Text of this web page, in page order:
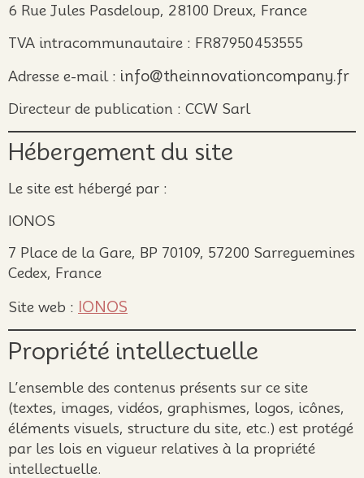
6 Rue Jules Pasdeloup, 28100 Dreux, France
TVA intracommunautaire : FR87950453555
Adresse e-mail : info@theinnovationcompany.fr
Directeur de publication : CCW Sarl
Hébergement du site
Le site est hébergé par :
IONOS
7 Place de la Gare, BP 70109, 57200 Sarreguemines
Cedex, France
Site web : IONOS
Propriété intellectuelle
L’ensemble des contenus présents sur ce site
(textes, images, vidéos, graphismes, logos, icônes,
éléments visuels, structure du site, etc.) est protégé
par les lois en vigueur relatives à la propriété
intellectuelle.